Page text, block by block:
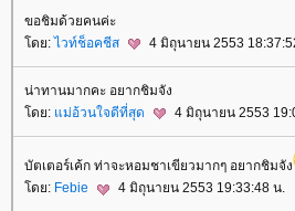
ขอชิมด้วยคนค่ะ
ดย:ไวท์ช็อคชีส 4 มิถุนายน 2553
น่าทานมากคะ อยากชิมจัง
ดย: ม่อ้วนใจดีที่สุด 4 มิถุนายน 2553
บัตเตอร์เค้ก ท่าจะหอมชาเขียวมากๆ อยากชิมจัง
ดย: Febie 4 มิถุนายน 2553 19:33:48 น.